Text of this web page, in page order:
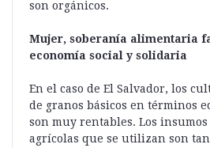
son orgánicos.
Mujer, soberanía alimentaria
economía social y solidaria
En el caso de El Salvador, los
de granos básicos en términos
son muy rentables. Los
agrícolas que se utilizan son tan